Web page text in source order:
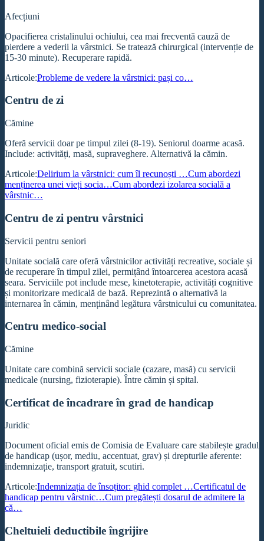
Afecțiuni
Opacifierea cristalinului ochiului, cea mai frecventă cauză de
pierdere a vederii la vârstnici. Se tratează chirurgical (intervenție de
15-30 minute). Recuperare rapidă.
Articole:Probleme de vedere la vârstnici: pași co…
Centru de zi
Cămine
Oferă servicii doar pe timpul zilei (8-19). Seniorul doarme acasă.
Include: activități, masă, supraveghere. Alternativă la cămin.
Articole:Delirium la vârstnici: cum îl recunoști …Cum abordezi
menținerea unei vieți socia…Cum abordezi izolarea socială a
vârstnic…
Centru de zi pentru vârstnici
Servicii pentru seniori
Unitate socială care oferă vârstnicilor activități recreative, sociale și
de recuperare în timpul zilei, permițând întoarcerea acestora acasă
seara. Serviciile pot include mese, kinetoterapie, activități cognitive
și monitorizare medicală de bază. Reprezintă o alternativă la
internarea în cămin, menținând legătura vârstnicului cu comunitatea.
Centru medico-social
Cămine
Unitate care combină servicii sociale (cazare, masă) cu servicii
medicale (nursing, fizioterapie). Între cămin și spital.
Certificat de încadrare în grad de handicap
Juridic
Document oficial emis de Comisia de Evaluare care stabilește gradul
de handicap (ușor, mediu, accentuat, grav) și drepturile aferente:
indemnizație, transport gratuit, scutiri.
Articole:Indemnizația de însoțitor: ghid complet …Certificatul de
handicap pentru vârstnic…Cum pregătești dosarul de admitere la
că…
Cheltuieli deductibile îngrijire